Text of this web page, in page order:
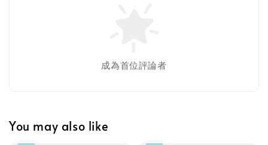
成為首位評論者
You may also like